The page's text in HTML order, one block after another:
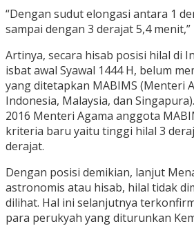
“Dengan sudut elongasi antara 1
sampai dengan 3 derajat 5,4
Artinya, secara hisab posisi hilal di
isbat awal Syawal 1444 H, belum
yang ditetapkan MABIMS (Menteri
Indonesia, Malaysia, dan
2016 Menteri Agama anggota
kriteria baru yaitu tinggi hilal 3
derajat.
Dengan posisi demikian, lanjut
astronomis atau hisab, hilal tidak
dilihat. Hal ini selanjutnya
para perukyah yang diturunkan